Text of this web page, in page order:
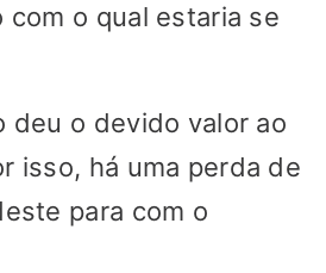
o qual estaria se
deu o devido valor ao
isso, há uma perda de
para com o